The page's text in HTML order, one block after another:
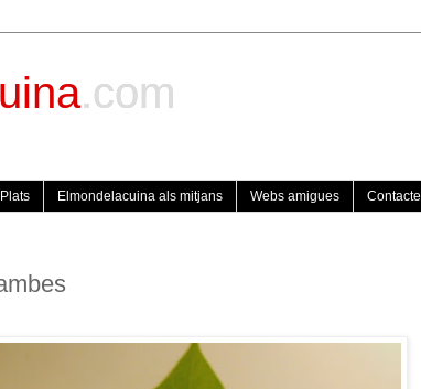
.com
Plats Elmondelacuina als mitjans Webs amigues Contacte